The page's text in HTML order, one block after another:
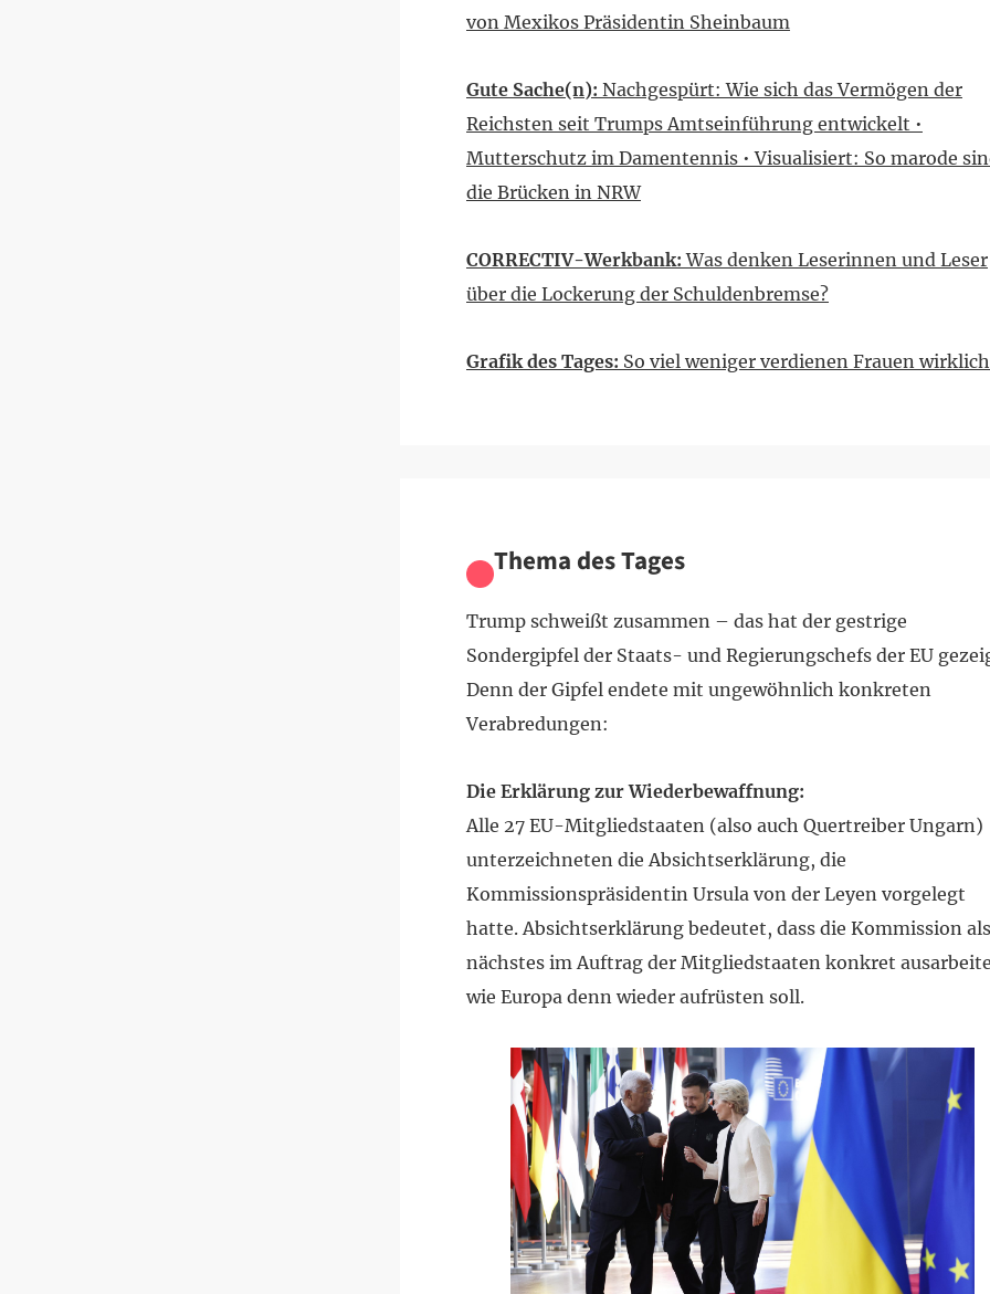
von Mexikos Präsidentin Sheinbaum
Gute Sache(n): Nachgespürt: Wie sich das Vermögen der
Reichsten seit Trumps Amtseinführung entwickelt •
Mutterschutz im Damentennis • Visualisiert: So marode
die Brücken in NRW
CORRECTIV-Werkbank: Was denken Leserinnen und Leser
über die Lockerung der Schuldenbremse?
Grafik des Tages: So viel weniger verdienen Frauen wirklich
Thema des Tages
Trump schweißt zusammen – das hat der gestrige
Sondergipfel der Staats- und Regierungschefs der EU
Denn der Gipfel endete mit ungewöhnlich konkreten
Verabredungen:
Die Erklärung zur Wiederbewaffnung:
Alle 27 EU-Mitgliedstaaten (also auch Quertreiber Ungarn)
unterzeichneten die Absichtserklärung, die
Kommissionspräsidentin Ursula von der Leyen vorgelegt
hatte. Absichtserklärung bedeutet, dass die Kommission als
nächstes im Auftrag der Mitgliedstaaten konkret
wie Europa denn wieder aufrüsten soll.